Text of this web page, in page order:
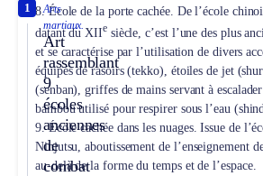
Arts
martiaux.
Art
rassemblant
9
écoles
anciennes
de
combat
1 8. École de la porte cachée. De l’école
datant du XIIesiècle, c’est l’une des plus
et se caractérise par l’utilisation de divers
équipés de rasoirs (tekko), étoiles de jet
(senban), griffes de mains servant à
bambou utilisé pour respirer sous l’eau
9. École cachée dans les nuages. Issue de
Ninjutsu, aboutissement de l’enseignement
au-delà de la forme du temps et de l’espace.